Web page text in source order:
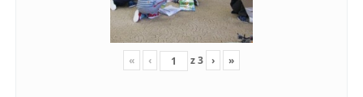
« ‹ z3 › »